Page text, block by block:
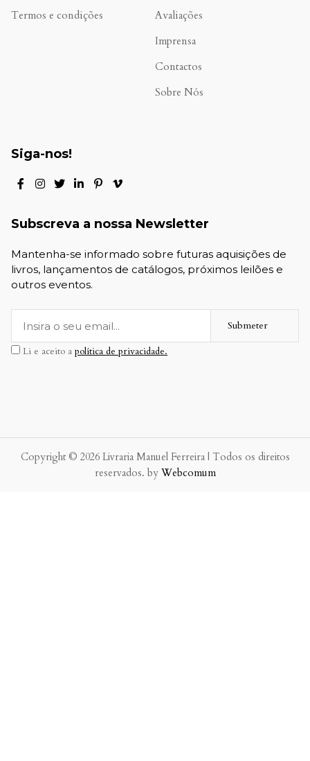
Termos e condições
Avaliações
Imprensa
Contactos
Sobre Nós
Siga-nos!
Subscreva a nossa Newsletter
Mantenha-se informado sobre futuras aquisições de
livros, lançamentos de catálogos, próximos leilões e
outros eventos.
Submeter
Li e aceito a política de privacidade.
Copyright © 2026 Livraria Manuel Ferreira | Todos os direitos
reservados. by Webcomum